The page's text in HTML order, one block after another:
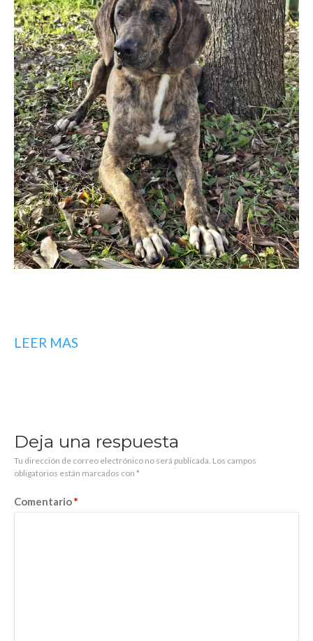
Servicios
Recogida de gatos
Contacto
LEER MAS
Deja una respuesta
Tu dirección de correo electrónico no será publicada. Los campos
obligatorios están marcados con *
Comentario*